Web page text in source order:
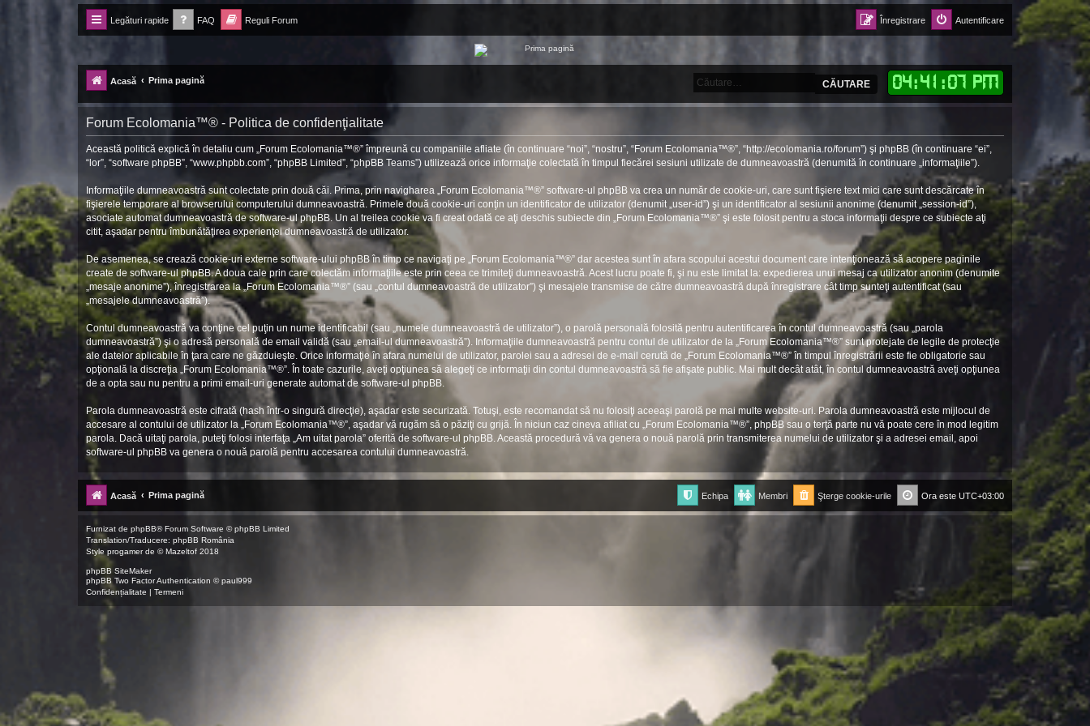
Legături rapide FAQ Reguli Forum Autentificare
Înregistrare
Forum Ecolomania™®
-= Idei pentru viitor =-
Acasă Prima pagină 04:41 :08 PM
CĂUTARE
Forum Ecolomania™® - Politica de confidenţialitate
Această politică explică în detaliu cum „Forum Ecolomania™®” împreună cu companiile afliate (în continuare “noi”, “nostru”, “Forum Ecolomania™®”, “http://ecolomania.ro/forum”) şi phpBB (în continuare “ei”,
“lor”, “software phpBB”, “www.phpbb.com”, “phpBB Limited”, “phpBB Teams”) utilizează orice informaţie colectată în timpul fiecărei sesiuni utilizate de dumneavoastră (denumită în continuare „informaţiile”).
Informaţiile dumneavoastră sunt colectate prin două căi. Prima, prin navigharea „Forum Ecolomania™®” software-ul phpBB va crea un număr de cookie-uri, care sunt fişiere text mici care sunt descărcate în
fişierele temporare al browserului computerului dumneavoastră. Primele două cookie-uri conţin un identificator de utilizator (denumit „user-id”) şi un identificator al sesiunii anonime (denumit „session-id”),
asociate automat dumneavoastră de software-ul phpBB. Un al treilea cookie va fi creat odată ce aţi deschis subiecte din „Forum Ecolomania™®” şi este folosit pentru a stoca informaţii despre ce subiecte aţi
citit, aşadar pentru îmbunătăţirea experienţei dumneavoastră de utilizator.
De asemenea, se crează cookie-uri externe software-ului phpBB în timp ce navigaţi pe „Forum Ecolomania™®” dar acestea sunt în afara scopului acestui document care intenţionează să acopere paginile
create de software-ul phpBB. A doua cale prin care colectăm informaţiile este prin ceea ce trimiteţi dumneavoastră. Acest lucru poate fi, şi nu este limitat la: expedierea unui mesaj ca utilizator anonim (denumite
„mesaje anonime”), înregistrarea la „Forum Ecolomania™®” (sau „contul dumneavoastră de utilizator”) şi mesajele transmise de către dumneavoastră după înregistrare cât timp sunteţi autentificat (sau
„mesajele dumneavoastră”).
Contul dumneavoastră va conţine cel puţin un nume identificabil (sau „numele dumneavoastră de utilizator”), o parolă personală folosită pentru autentificarea în contul dumneavoastră (sau „parola
dumneavoastră”) şi o adresă personală de email validă (sau „email-ul dumneavoastră”). Informaţiile dumneavoastră pentru contul de utilizator de la „Forum Ecolomania™®” sunt protejate de legile de protecţie
ale datelor aplicabile în ţara care ne găzduieşte. Orice informaţie în afara numelui de utilizator, parolei sau a adresei de e-mail cerută de „Forum Ecolomania™®” în timpul înregistrării este fie obligatorie sau
opţională la discreţia „Forum Ecolomania™®”. În toate cazurile, aveţi opţiunea să alegeţi ce informaţii din contul dumneavoastră să fie afişate public. Mai mult decât atât, în contul dumneavoastră aveţi opţiunea
de a opta sau nu pentru a primi email-uri generate automat de software-ul phpBB.
Parola dumneavoastră este cifrată (hash într-o singură direcţie), aşadar este securizată. Totuşi, este recomandat să nu folosiţi aceeaşi parolă pe mai multe website-uri. Parola dumneavoastră este mijlocul de
accesare al contului de utilizator la „Forum Ecolomania™®”, aşadar vă rugăm să o păziţi cu grijă. În niciun caz cineva afiliat cu „Forum Ecolomania™®”, phpBB sau o terţă parte nu vă poate cere în mod legitim
parola. Dacă uitaţi parola, puteţi folosi interfaţa „Am uitat parola” oferită de software-ul phpBB. Această procedură vă va genera o nouă parolă prin transmiterea numelui de utilizator şi a adresei email, apoi
software-ul phpBB va genera o nouă parolă pentru accesarea contului dumneavoastră.
Acasă Prima pagină Ora este UTC+03:00
Şterge cookie-urile
Membri
Echipa
Furnizat de phpBB® Forum Software © phpBB Limited
Translation/Traducere: phpBB România
Style progamerde ©Mazeltof 2018
phpBB SiteMaker
phpBB Two Factor Authentication ©paul999
Confidențialitate | Termeni